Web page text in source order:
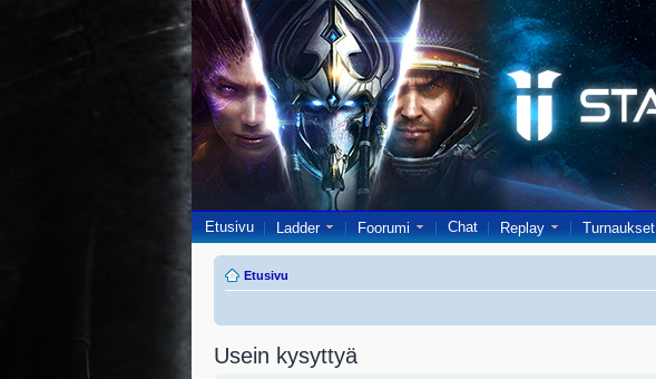
Etusivu Ladder Foorumi Chat Replay Turnaukset
Etusivu
Usein kysyttyä